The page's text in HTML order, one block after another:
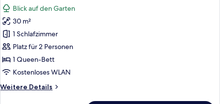
für
Doppel-
oder
Zweibettzimmer,
Gartenblick
anzeigen
Blick auf den Garten
30 m²
1 Schlafzimmer
Platz für 2 Personen
1 Queen-Bett
Kostenloses WLAN
Weitere Details
Weitere